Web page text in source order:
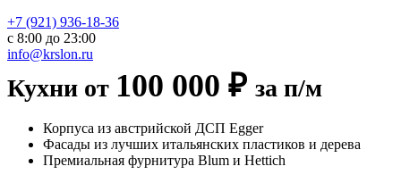
+7 (921) 936-18-36
с 8:00 до 23:00
info@krslon.ru
Кухни от 100 000 ₽ за п/м
Корпуса из австрийской ДСП Egger
Фасады из лучших итальянских пластиков и дерева
Премиальная фурнитура Blum и Hettich